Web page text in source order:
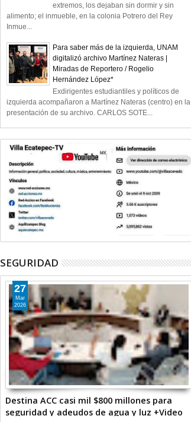
extremos, los dejaban sin dormir y sin
alimento; el inmueble, en la colonia Potrero del Rey
Inmue...
Para saber más de la izquierda, UNAM
digitalizó archivo Martínez Nateras |
Miradas de Reportero / Rogelio
Hernández López*
Exdirigentes estudiantiles y políticos de
izquierda acompañaron a Martínez Nateras (centro) en la
presentación de su archivo. CARLOS SOTE...
SEGURIDAD
Destina ACC casi mil $800 millones para
seguridad y adeudos de agua y luz +Video
27
Mar
2026